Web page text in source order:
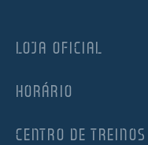
LOJA OFICIAL
HORÁRIO
CENTRO DE TREINOS